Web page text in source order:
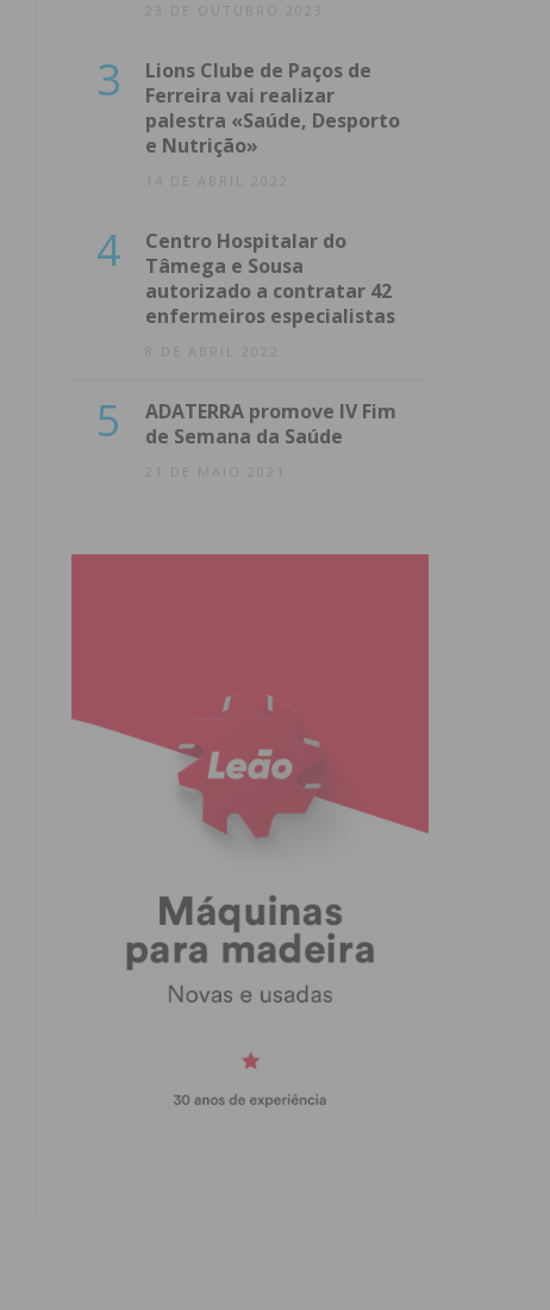
23 DE OUTUBRO 2023
3
Lions Clube de Paços de
Ferreira vai realizar
palestra «Saúde, Desporto
e Nutrição»
14 DE ABRIL 2022
4
Centro Hospitalar do
Tâmega e Sousa
autorizado a contratar 42
enfermeiros especialistas
8 DE ABRIL 2022
5
ADATERRA promove IV Fim
de Semana da Saúde
21 DE MAIO 2021